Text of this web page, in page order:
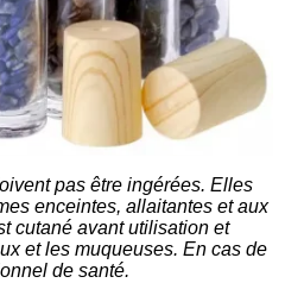
pas être ingérées. Elles
enceintes, allaitantes et aux
cutané avant utilisation et
et les muqueuses. En cas de
de santé.